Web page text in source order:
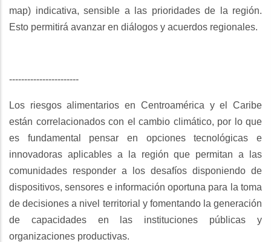
map) indicativa, sensible a las prioridades de la región.
Esto permitirá avanzar en diálogos y acuerdos regionales.
-----------------------
Los riesgos alimentarios en Centroamérica y el Caribe
están correlacionados con el cambio climático, por lo que
es fundamental pensar en opciones tecnológicas e
innovadoras aplicables a la región que permitan a las
comunidades responder a los desafíos disponiendo de
dispositivos, sensores e información oportuna para la toma
de decisiones a nivel territorial y fomentando la generación
de capacidades en las instituciones públicas y
organizaciones productivas.